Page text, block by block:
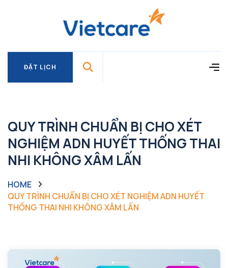
ĐẶT LỊCH
QUY TRÌNH CHUẨN BỊ CHO XÉT
NGHIỆM ADN HUYẾT THỐNG THAI
NHI KHÔNG XÂM LẤN
HOME
QUY TRÌNH CHUẨN BỊ CHO XÉT NGHIỆM ADN HUYẾT
THỐNG THAI NHI KHÔNG XÂM LẤN